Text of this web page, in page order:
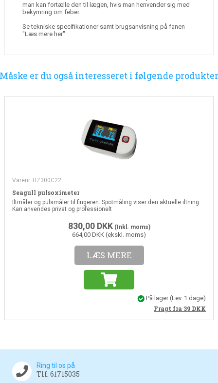
man kan fortælle den til lægen, hvis man henvender sig med
bekymring om feber.
Se tekniske specifikationer samt brugsanvisning på fanen
"Læs mere her"
Måske er du også interesseret i følgende produkter
Varenr. HZ300C22
Seagull pulsoximeter
Iltmåler og pulsmåler til fingeren. Spotmåling viser den aktuelle iltning.
Kan anvendes privat og professionelt
830,00 DKK(Inkl. moms)
664,00 DKK (ekskl. moms)
LÆS MERE
På lager(Lev. 1 dage)
Fragt fra 39 DKK
Ring til os på
Tlf. 61715035